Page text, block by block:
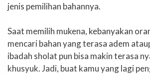
jenis pemilihan bahannya.
Saat memilih mukena, kebanyakan
mencari bahan yang terasa adem
ibadah sholat pun bisa makin terasa
khusyuk. Jadi, buat kamu yang lagi